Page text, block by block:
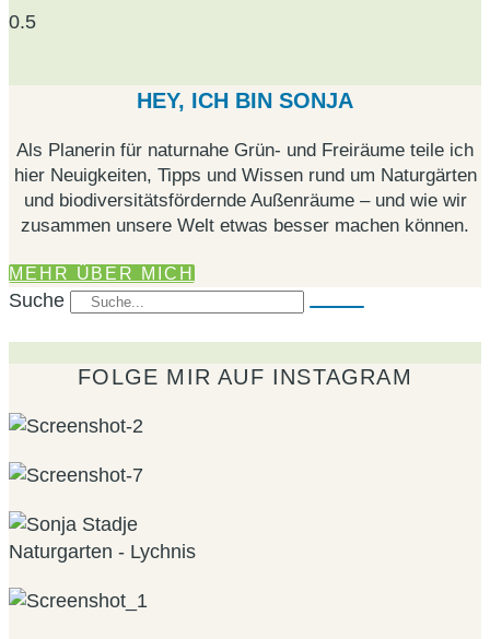
HEY, ICH BIN SONJA
Als Planerin für naturnahe Grün- und Freiräume teile ich
hier Neuigkeiten, Tipps und Wissen rund um Naturgärten
und biodiversitätsfördernde Außenräume – und wie wir
zusammen unsere Welt etwas besser machen können.
MEHR ÜBER MICH
Suche
FOLGE MIR AUF INSTAGRAM